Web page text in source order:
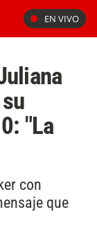
EN VIVO
"La
con
que